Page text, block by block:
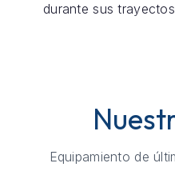
durante sus
Equipamiento de